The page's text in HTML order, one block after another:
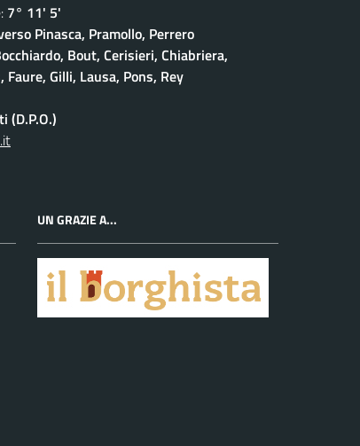
7° 11' 5'
Pinasca, Pramollo, Perrero
Bout, Cerisieri, Chiabriera,
Gilli, Lausa, Pons, Rey
(D.P.O.)
UN GRAZIE A...